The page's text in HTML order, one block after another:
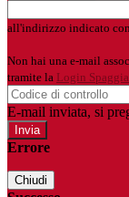
all'indirizzo indicato
Non hai una e-mail
tramite la Login
E-mail inviata, si
Errore
Chiudi